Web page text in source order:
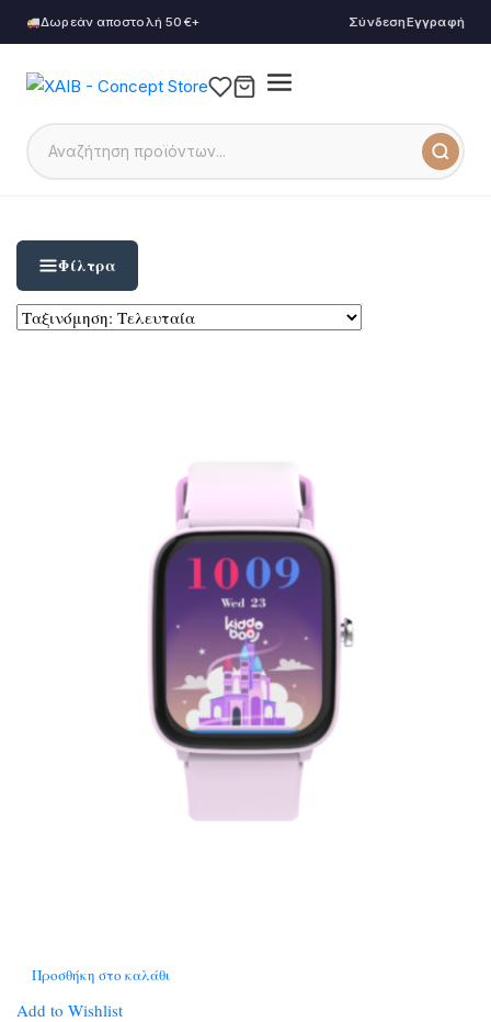
Δωρεάν αποστολή 50€+ ΣύνδεσηΕγγραφή
Φίλτρα
Προσθήκη στο καλάθι
Add to Wishlist